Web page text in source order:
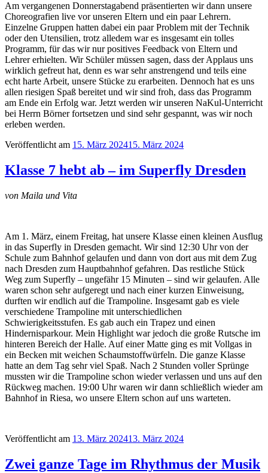
Am vergangenen Donnerstagabend präsentierten wir dann unsere
Choreografien live vor unseren Eltern und ein paar Lehrern.
Einzelne Gruppen hatten dabei ein paar Problem mit der Technik
oder den Utensilien, trotz alledem war es insgesamt ein tolles
Programm, für das wir nur positives Feedback von Eltern und
Lehrer erhielten. Wir Schüler müssen sagen, dass der Applaus uns
wirklich gefreut hat, denn es war sehr anstrengend und teils eine
echt harte Arbeit, unsere Stücke zu erarbeiten. Dennoch hat es uns
allen riesigen Spaß bereitet und wir sind froh, dass das Programm
am Ende ein Erfolg war. Jetzt werden wir unseren NaKul-Unterricht
bei Herrn Börner fortsetzen und sind sehr gespannt, was wir noch
erleben werden.
Veröffentlicht am 15. März 202415. März 2024
Klasse 7 hebt ab – im Superfly Dresden
von Maila und Vita
Am 1. März, einem Freitag, hat unsere Klasse einen kleinen Ausflug
in das Superfly in Dresden gemacht. Wir sind 12:30 Uhr von der
Schule zum Bahnhof gelaufen und dann von dort aus mit dem Zug
nach Dresden zum Hauptbahnhof gefahren. Das restliche Stück
Weg zum Superfly – ungefähr 15 Minuten – sind wir gelaufen. Alle
waren schon sehr aufgeregt und nach einer kurzen Einweisung,
durften wir endlich auf die Trampoline. Insgesamt gab es viele
verschiedene Trampoline mit unterschiedlichen
Schwierigkeitsstufen. Es gab auch ein Trapez und einen
Hindernisparkour. Mein Highlight war jedoch die große Rutsche im
hinteren Bereich der Halle. Auf einer Matte ging es mit Vollgas in
ein Becken mit weichen Schaumstoffwürfeln. Die ganze Klasse
hatte an dem Tag sehr viel Spaß. Nach 2 Stunden voller Sprünge
mussten wir die Trampoline schon wieder verlassen und uns auf den
Rückweg machen. 19:00 Uhr waren wir dann schließlich wieder am
Bahnhof in Riesa, wo unsere Eltern schon auf uns warteten.
Veröffentlicht am 13. März 202413. März 2024
Zwei ganze Tage im Rhythmus der Musik